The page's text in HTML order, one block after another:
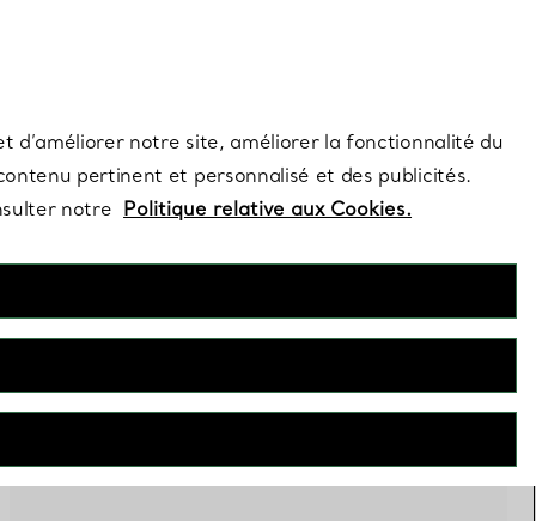
d’améliorer notre site, améliorer la fonctionnalité du
pertinent et personnalisé et des publicités.
notre Politique relative aux Cookies.